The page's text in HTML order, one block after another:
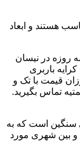
جابه جایی بار تا 15 تن مناسب هستند و ابعاد
روزه در نیسان
باربری
قیمت با تک و
تماس بگیرید.
باری سنگین است که به
و بین شهری مورد